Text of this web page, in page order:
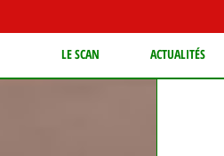
LE SCAN ACTUALITÉS